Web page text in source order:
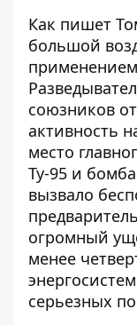
Как пишет
большой
союзников
активность
место
Ту-95 и
вызвало
огромный
менее
серьезных